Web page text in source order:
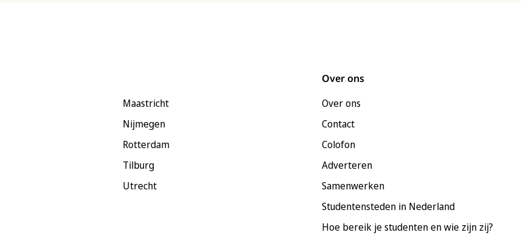
Maastricht
Nijmegen
Rotterdam
Tilburg
Utrecht
Over ons
Over ons
Contact
Colofon
Adverteren
Samenwerken
Studentensteden in Nederland
Hoe bereik je studenten en wie zijn zij?